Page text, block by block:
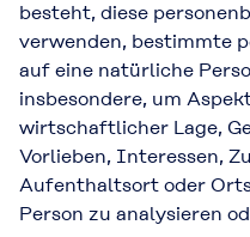
besteht, diese
verwenden, bestimmte
auf eine natürliche
insbesondere, um
wirtschaftlicher Lage,
Vorlieben, Interessen,
Aufenthaltsort oder
Person zu analysieren